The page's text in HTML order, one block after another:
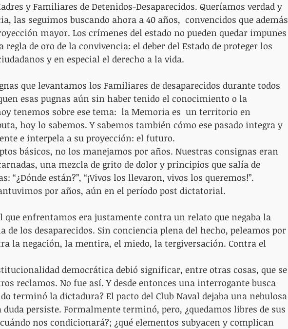
y Familiares de Detenidos-Desaparecidos. Queríamos verdad y
las seguimos buscando ahora a 40 años,  convencidos que además
mayor. Los crímenes del estado no pueden quedar impunes
regla de oro de la convivencia: el deber del Estado de proteger los
y en especial el derecho a la vida.
que levantamos los Familiares de desaparecidos durante todos
esas pugnas aún sin haber tenido el conocimiento o la
tenemos sobre ese tema:  la Memoria es  un territorio en
hoy lo sabemos. Y sabemos también cómo ese pasado integra y
e interpela a su proyección: el futuro.
básicos, no los manejamos por años. Nuestras consignas eran
una mezcla de grito de dolor y principios que salía de
“¿Dónde están?”, “¡Vivos los llevaron, vivos los queremos!”.
por años, aún en el período post dictatorial.
que enfrentamos era justamente contra un relato que negaba la
de los desaparecidos. Sin conciencia plena del hecho, peleamos por
la negación, la mentira, el miedo, la tergiversación. Contra el
democrática debió significar, entre otras cosas, que se
reclamos. No fue así. Y desde entonces una interrogante busca
terminó la dictadura? El pacto del Club Naval dejaba una nebulosa
duda persiste. Formalmente terminó, pero, ¿quedamos libres de sus
nos condicionará?; ¿qué elementos subyacen y complican